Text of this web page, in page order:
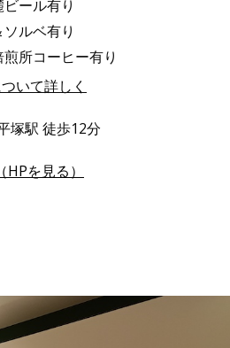
ール有り
ルベ有り
所コーヒー有り
いて詳しく
塚駅 徒歩12分
を見る）